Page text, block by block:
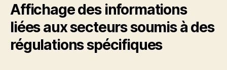
Affichage des informations
liées aux secteurs soumis à des
régulations spécifiques